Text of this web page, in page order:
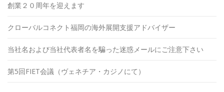
創業２０周年を迎えます
クローバルコネクト福岡の海外展開支援アドバイザー
当社名および当社代表者名を騙った迷惑メールにご注意下さい
第5回FIET会議（ヴェネチア・カジノにて）